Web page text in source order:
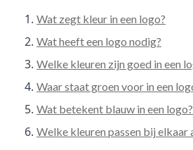
Wat zegt kleur in een logo?
Wat heeft een logo nodig?
Welke kleuren zijn goed in een
Waar staat groen voor in een
Wat betekent blauw in een logo?
Welke kleuren passen bij elkaar